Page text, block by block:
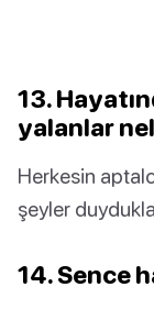
13.
yalanlar
Herkesin
şeyler
14. Sence